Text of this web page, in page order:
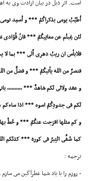
است. اثر ذیل در بیان ارادت وى به
اُطیّبُ یومى بذکراکُمْ *** و اُسعِد نومى
لئن غِبتُم عن مغانِیکُمُ *** فانّ فُؤادى
فلابأس ان ریبُ دهرى أَتَى *** بما لا
فنصرٌ من الله یأتیکُمُ *** و فضلٌ من
و عقد ولائى لکم شاهدٌ *** ,,,,,,,,,,
لکم فى جدودِکُمُ اسوه *** اذا ساءکم
و کم مثلها افرَجت عنکُمُ *** و حُطّ
کما صُفِّى التِبرُ فى کورة *** کذلکم
ترجمه :
- روزم را با یاد شما عطرآگین مى